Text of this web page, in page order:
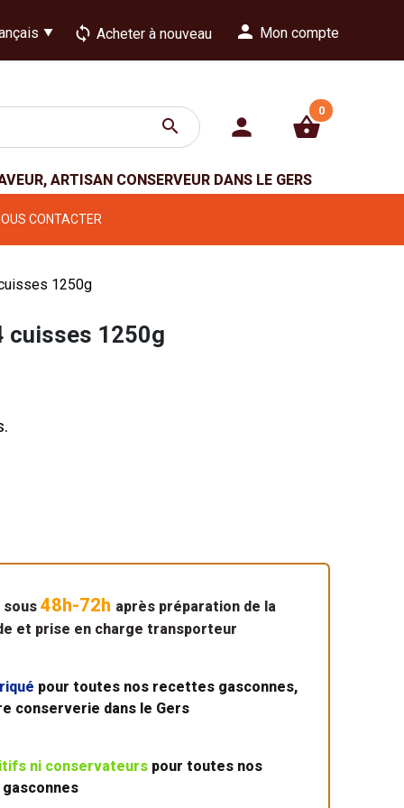
loop Acheter à nouveau person Mon compte
search person shopping_basket
0
ARTISAN CONSERVEUR DANS LE GERS
CONTACTER
1250g
cuisses 1250g
sous 48h-72h après préparation de la
et prise en charge transporteur
pour toutes nos recettes gasconnes,
conserverie dans le Gers
ni conservateurspour toutes nos